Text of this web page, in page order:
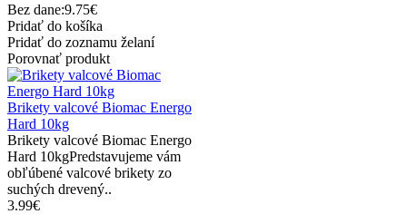
Bez dane:9.75€
Pridať do košíka
Pridať do zoznamu želaní
Porovnať produkt
Brikety valcové Biomac Energo
Hard 10kg
Brikety valcové Biomac Energo
Hard 10kgPredstavujeme vám
obľúbené valcové brikety zo
suchých drevený..
3.99€